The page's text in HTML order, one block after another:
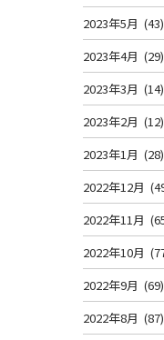
2023年5月 (43)
2023年4月 (29)
2023年3月 (14)
2023年2月 (12)
2023年1月 (28)
2022年12月
2022年11月
2022年10月
2022年9月 (69)
2022年8月 (87)